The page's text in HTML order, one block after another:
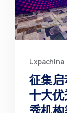
Uxpachina
征集
十大
秀机